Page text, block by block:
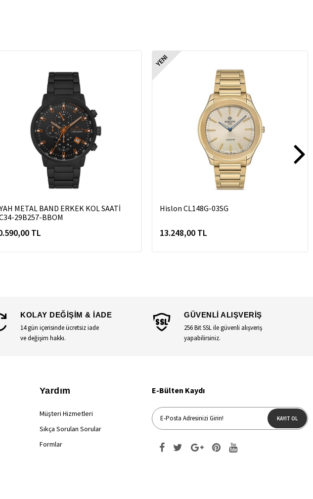
METAL BAND ERKEK KOL SAATİ
29B257-BBOM
TL
YENI
Hislon CL148G-03SG
13.248,00 TL
KOLAY DEĞİŞİM & İADE
14 gün içerisinde ücretsiz iade
ve değişim hakkı.
GÜVENLİ ALIŞVERİŞ
256 Bit SSL ile güvenli alışveriş
yapabilirsiniz.
Yardım
Müşteri Hizmetleri
Sıkça Sorulan Sorular
Formlar
E-Bülten Kaydı
KAYIT OL